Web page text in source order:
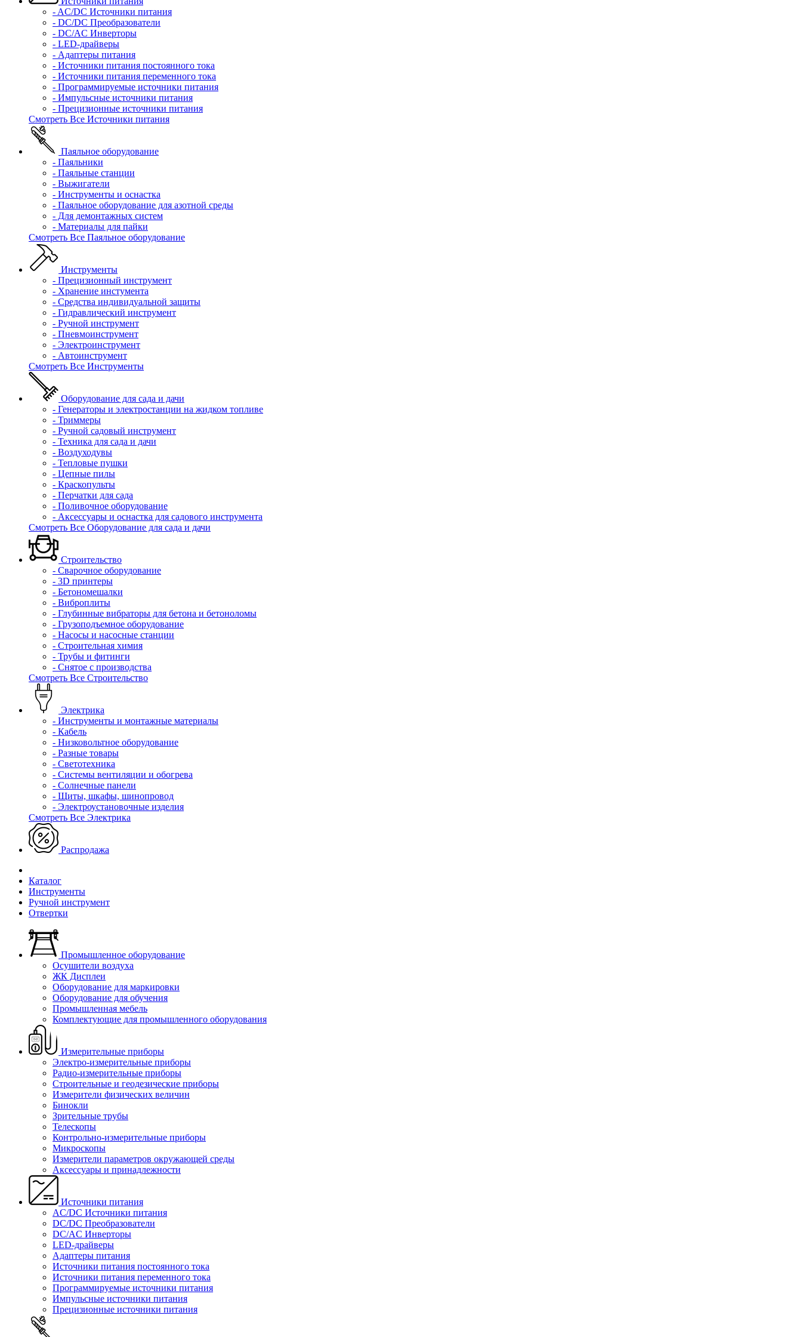
- AC/DC Источники питания
- DC/DC Преобразователи
- DC/AC Инверторы
- LED-драйверы
- Адаптеры питания
- Источники питания постоянного тока
- Источники питания переменного тока
- Программируемые источники питания
- Импульсные источники питания
- Прецизионные источники питания
Смотреть Все Источники питания
Паяльное оборудование
- Паяльники
- Паяльные станции
- Выжигатели
- Инструменты и оснастка
- Паяльное оборудование для азотной среды
- Для демонтажных систем
- Материалы для пайки
Смотреть Все Паяльное оборудование
Инструменты
- Прецизионный инструмент
- Хранение инстумента
- Средства индивидуальной защиты
- Гидравлический инструмент
- Ручной инструмент
- Пневмоинструмент
- Электроинструмент
- Автоинструмент
Смотреть Все Инструменты
Оборудование для сада и дачи
- Генераторы и электростанции на жидком топливе
- Триммеры
- Ручной садовый инструмент
- Техника для сада и дачи
- Воздуходувы
- Тепловые пушки
- Цепные пилы
- Краскопульты
- Перчатки для сада
- Поливочное оборудование
- Аксессуары и оснастка для садового инструмента
Смотреть Все Оборудование для сада и дачи
Строительство
- Сварочное оборудование
- 3D принтеры
- Бетономешалки
- Виброплиты
- Глубинные вибраторы для бетона и бетоноломы
- Грузоподъемное оборудование
- Насосы и насосные станции
- Строительная химия
- Трубы и фитинги
- Снятое с производства
Смотреть Все Строительство
Электрика
- Инструменты и монтажные материалы
- Кабель
- Низковольтное оборудование
- Разные товары
- Светотехника
- Системы вентиляции и обогрева
- Солнечные панели
- Щиты, шкафы, шинопровод
- Электроустановочные изделия
Смотреть Все Электрика
Распродажа
Каталог
Инструменты
Ручной инструмент
Отвертки
Промышленное оборудование
Осушители воздуха
ЖК Дисплеи
Оборудование для маркировки
Оборудование для обучения
Промышленная мебель
Комплектующие для промышленного оборудования
Измерительные приборы
Электро-измерительные приборы
Радио-измерительные приборы
Строительные и геодезические приборы
Измерители физических величин
Бинокли
Зрительные трубы
Телескопы
Контрольно-измерительные приборы
Микроскопы
Измерители параметров окружающей среды
Аксессуары и принадлежности
Источники питания
AC/DC Источники питания
DC/DC Преобразователи
DC/AC Инверторы
LED-драйверы
Адаптеры питания
Источники питания постоянного тока
Источники питания переменного тока
Программируемые источники питания
Импульсные источники питания
Прецизионные источники питания